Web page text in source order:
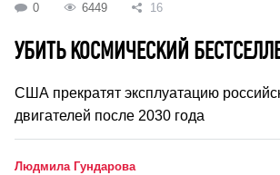
0 6449 16
УБИТЬ КОСМИЧЕСКИЙ
США прекратят эксплуатацию
двигателей после 2030 года
Людмила Гундарова